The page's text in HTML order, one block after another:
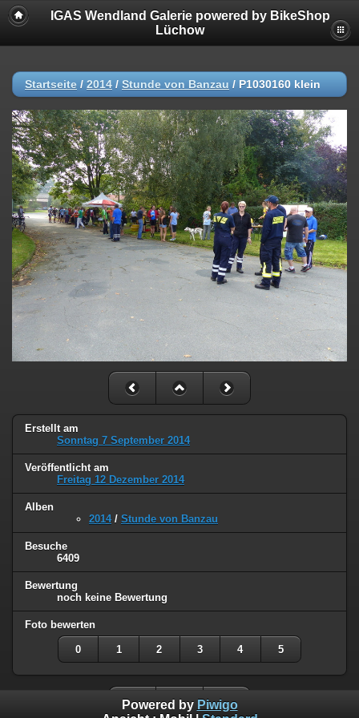
IGAS Wendland Galerie powered by BikeShop
Lüchow
Startseite / 2014 / Stunde von Banzau / P1030160 klein
Erstellt am
Sonntag 7 September 2014
Veröffentlicht am
Freitag 12 Dezember 2014
Alben
2014/ Stunde von Banzau
Besuche
6409
Bewertung
noch keine Bewertung
Foto bewerten
0 1 2 3 4 5
Powered by Piwigo